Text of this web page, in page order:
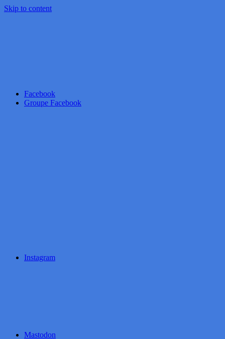
Skip to content
Facebook
Groupe Facebook
Instagram
Mastodon